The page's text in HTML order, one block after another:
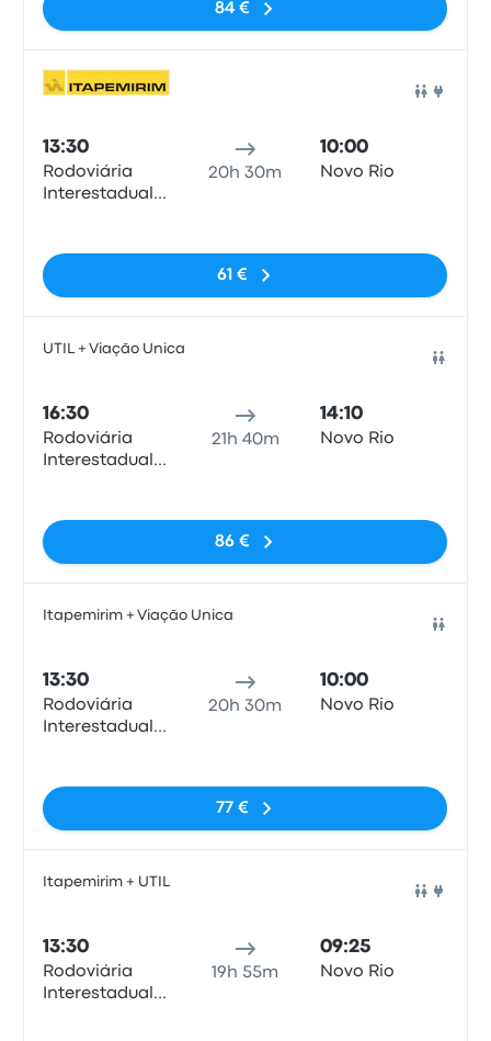
84 €
13:30
Rodoviária
Interestadual
20h 30m
10:00
Novo Rio
61 €
UTIL + Viação Unica
16:30
Rodoviária
Interestadual
21h 40m
14:10
Novo Rio
86 €
Itapemirim + Viação Unica
13:30
Rodoviária
Interestadual
20h 30m
10:00
Novo Rio
77 €
Itapemirim + UTIL
13:30
Rodoviária
Interestadual
19h 55m
09:25
Novo Rio